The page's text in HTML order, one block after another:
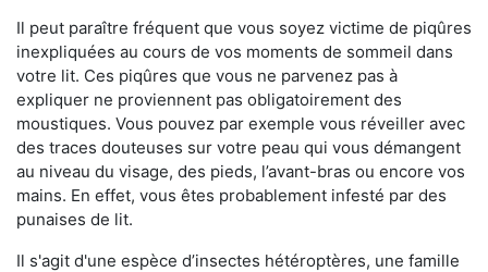
Il peut paraître fréquent que vous soyez victime de piqûres
inexpliquées au cours de vos moments de sommeil dans
votre lit. Ces piqûres que vous ne parvenez pas à
expliquer ne proviennent pas obligatoirement des
moustiques. Vous pouvez par exemple vous réveiller avec
des traces douteuses sur votre peau qui vous démangent
au niveau du visage, des pieds, l’avant-bras ou encore vos
mains. En effet, vous êtes probablement infesté par des
punaises de lit.
Il s'agit d'une espèce d’insectes hétéroptères, une famille